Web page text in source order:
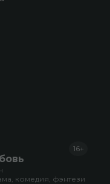
16+
комедия, фэнтези